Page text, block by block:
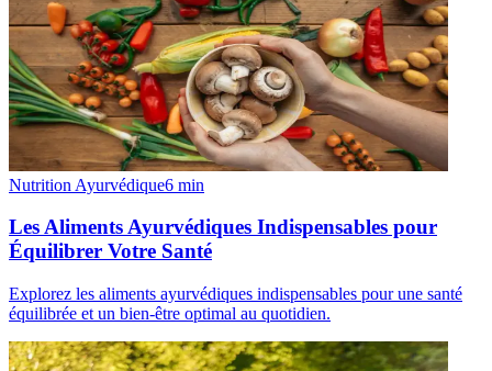
Nutrition Ayurvédique6 min
Les Aliments Ayurvédiques Indispensables pour
Équilibrer Votre Santé
Explorez les aliments ayurvédiques indispensables pour une santé
équilibrée et un bien-être optimal au quotidien.